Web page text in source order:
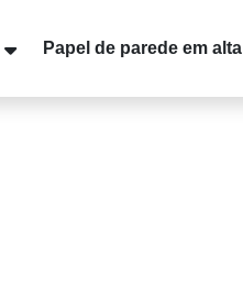
Papel de parede em alta